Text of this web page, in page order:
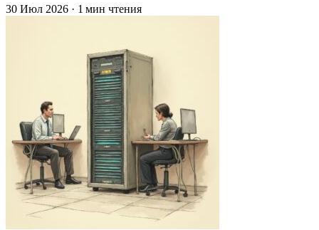
30 Июл 2026 · 1 мин чтения